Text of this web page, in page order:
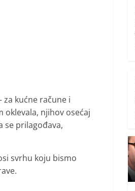
kućne račune i
oklevala, njihov osećaj
se prilagođava,
svrhu koju bismo